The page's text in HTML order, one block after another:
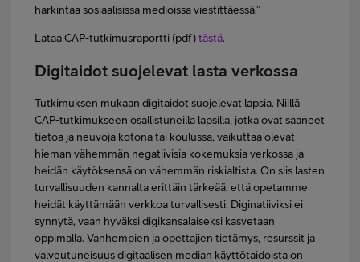
harkintaa sosiaalisissa medioissa viestittäessä.”
Lataa CAP-tutkimusraportti (pdf)tästä.
Digitaidot suojelevat lasta verkossa
Tutkimuksen mukaan digitaidot suojelevat lapsia. Niillä
CAP-tutkimukseen osallistuneilla lapsilla, jotka ovat saaneet
tietoa ja neuvoja kotona tai koulussa, vaikuttaa olevat
hieman vähemmän negatiivisia kokemuksia verkossa ja
heidän käytöksensä on vähemmän riskialtista. On siis lasten
turvallisuuden kannalta erittäin tärkeää, että opetamme
heidät käyttämään verkkoa turvallisesti. Diginatiiviksi ei
synnytä, vaan hyväksi digikansalaiseksi kasvetaan
oppimalla. Vanhempien ja opettajien tietämys, resurssit ja
valveutuneisuus digitaalisen median käyttötaidoista on